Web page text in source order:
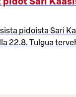
pidot Sari
pidoista Sari
22.8. Tulgua